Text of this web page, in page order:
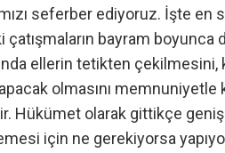
seferber ediyoruz. İşte
çatışmaların bayram
ellerin tetikten çekilmesini,
olmasını memnuniyetle
Hükümet olarak gittikçe
için ne gerekiyorsa